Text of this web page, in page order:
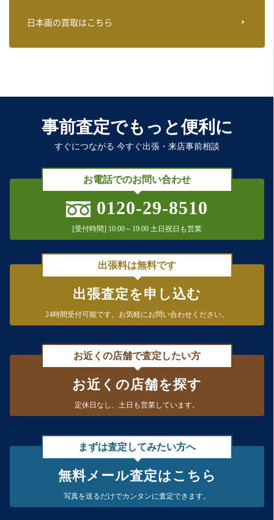
日本画の買取はこちら
事前査定でもっと便利に
すぐにつながる 今すぐ出張・来店事前相談
お電話でのお問い合わせ
0120-29-8510
[受付時間] 10:00～19:00 土日祝日も営業
出張料は無料です
出張査定を申し込む
24時間受付可能です。 お気軽にお問い合わせください。
お近くの店舗で査定したい方
お近くの店舗を探す
定休日なし、 土日も営業しています。
まずは査定してみたい方へ
無料メール査定はこちら
写真を送るだけでカンタンに査定できます。